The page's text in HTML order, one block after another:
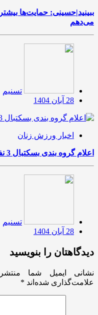
ببینید|حسینی: حمایت‌ها
می‌دهم
تسنیم
28 آبان 1404
اخبار ورزش زنان
اعلام گروه بندی بسکتبال 3 نفره بازی‌های آسیایی
تسنیم
28 آبان 1404
دیدگاهتان را بنویسید
نشانی ایمیل شما
علامت‌گذاری شده‌اند *